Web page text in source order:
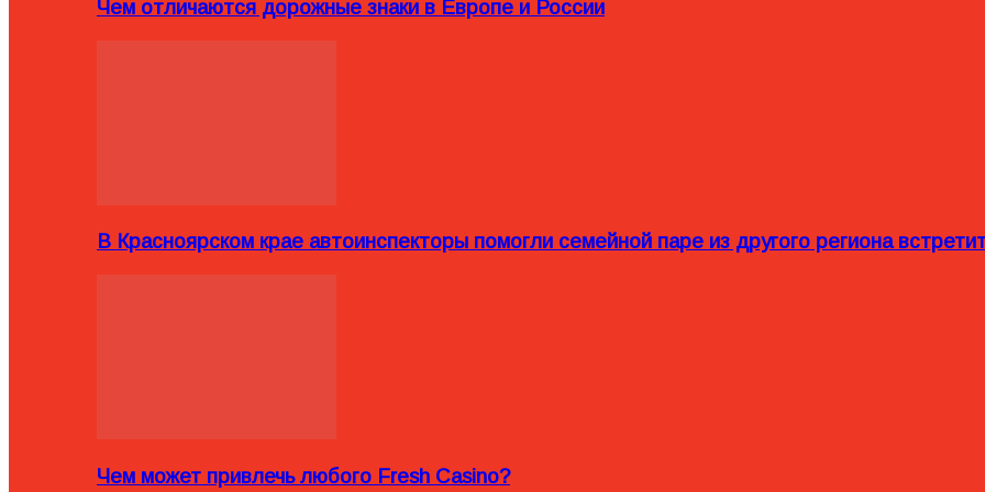
Чем отличаются дорожные знаки в Европе и России
В Красноярском крае автоинспекторы помогли семейной паре из другого региона
Чем может привлечь любого Fresh Casino?